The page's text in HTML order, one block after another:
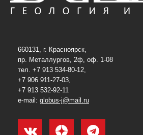
660131, г. Красноярск,
пр. Металлургов, 2ф, оф. 1-08
тел. +7 913 534-80-12,
+7 906 911-27-03,
+7 913 532-92-11
e-mail: globus-j@mail.ru